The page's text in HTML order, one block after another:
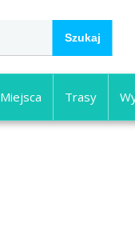
Miejsca Trasy